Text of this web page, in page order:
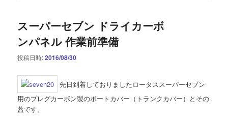
スーパーセブン ドライカーボ
ンパネル 作業前準備
投稿日時:2016/08/30
先日到着しておりましたロータススーパーセブン
用のプレグカーボン製のボートカバー（トランクカバー）とその
蓋です。